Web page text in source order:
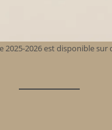
2025-2026 est disponible sur